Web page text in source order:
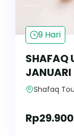
9 Hari
SHAFAQ
Shafaq
Rp